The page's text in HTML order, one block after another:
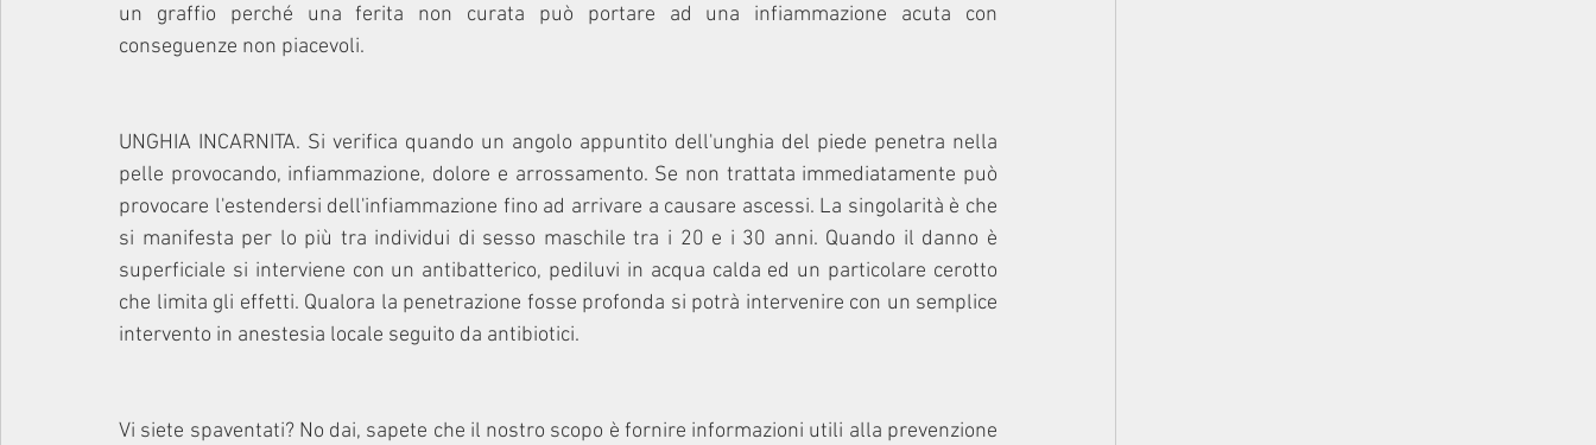
un graffio perché una ferita non curata può portare ad una infiammazione acuta con
conseguenze non piacevoli.
UNGHIA INCARNITA. Si verifica quando un angolo appuntito dell'unghia del piede penetra nella
pelle provocando, infiammazione, dolore e arrossamento. Se non trattata immediatamente può
provocare l'estendersi dell'infiammazione fino ad arrivare a causare ascessi. La singolarità è che
si manifesta per lo più tra individui di sesso maschile tra i 20 e i 30 anni. Quando il danno è
superficiale si interviene con un antibatterico, pediluvi in acqua calda ed un particolare cerotto
che limita gli effetti. Qualora la penetrazione fosse profonda si potrà intervenire con un semplice
intervento in anestesia locale seguito da antibiotici.
Vi siete spaventati? No dai, sapete che il nostro scopo è fornire informazioni utili alla prevenzione